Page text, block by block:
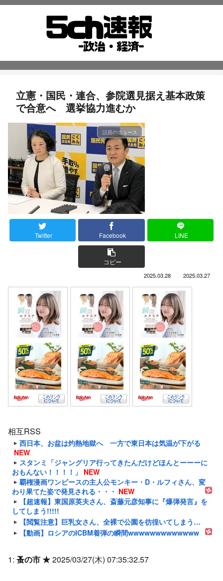
立憲・国民・連合、参院選見据え基本政策
で合意へ 選挙協力進むか
話題のニュース
Twitter Facebook LINE
コピー
2025.03.28 2025.03.27
相互RSS
西日本、お盆は灼熱地獄へ 一方で東日本は気温が下がる
NEW
スタンミ「ジャングリア行ってきたんだけどほんとーーーに
おもんない！！！！」 NEW
覇権漫画ワンピースの主人公モンキー・D・ルフィさん、変
わり果てた姿で発見される・・・ NEW
【超速報】東国原英夫さん、斎藤元彦知事に『爆弾発言』を
してしまう!!!!!
【閲覧注意】巨乳女さん、全裸で公園を彷徨いてしまう…
【動画】ロシアのICBM着弾の瞬間wwwwwwwwwwwww
1: 蚤の市 ★2025/03/27(木) 07:35:32.57